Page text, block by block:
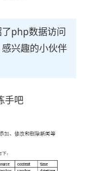
php数据访问
兴趣的小伙伴
手吧